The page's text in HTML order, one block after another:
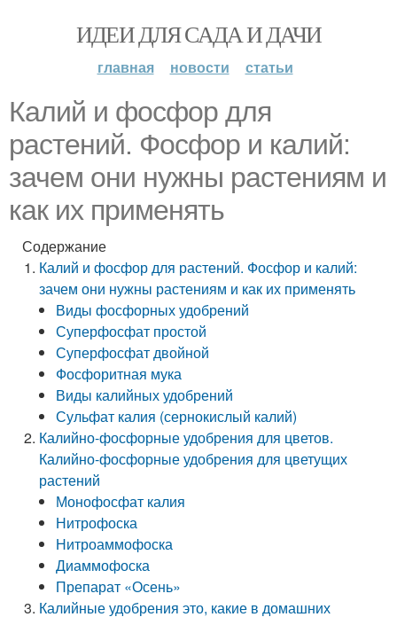
ИДЕИ ДЛЯ САДА И ДАЧИ
главная новости статьи
Калий и фосфор для
растений. Фосфор и калий:
зачем они нужны растениям и
как их применять
Содержание
Калий и фосфор для растений. Фосфор и калий:
зачем они нужны растениям и как их применять
Виды фосфорных удобрений
Суперфосфат простой
Суперфосфат двойной
Фосфоритная мука
Виды калийных удобрений
Сульфат калия (сернокислый калий)
Калийно-фосфорные удобрения для цветов.
Калийно-фосфорные удобрения для цветущих
растений
Монофосфат калия
Нитрофоска
Нитроаммофоска
Диаммофоска
Препарат «Осень»
Калийные удобрения это, какие в домашних